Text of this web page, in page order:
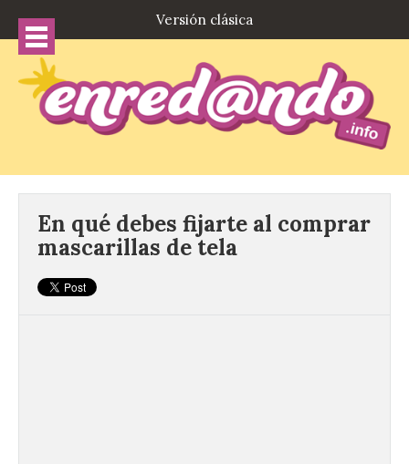
Versión clásica
En qué debes fijarte al comprar
mascarillas de tela